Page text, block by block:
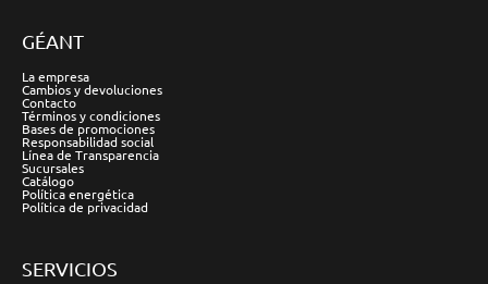
GÉANT
La empresa
Cambios y devoluciones
Contacto
Términos y condiciones
Bases de promociones
Responsabilidad social
Línea de Transparencia
Sucursales
Catálogo
Política energética
Política de privacidad
SERVICIOS